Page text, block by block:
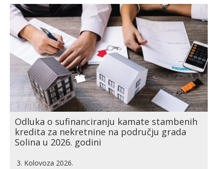
Odluka o sufinanciranju kamate stambenih
kredita za nekretnine na području grada
Solina u 2026. godini
3. Kolovoza 2026.